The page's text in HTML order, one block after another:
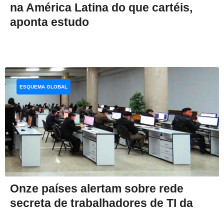
na América Latina do que cartéis,
aponta estudo
Onze países alertam sobre rede
secreta de trabalhadores de TI da
ESQUEMA GLOBAL